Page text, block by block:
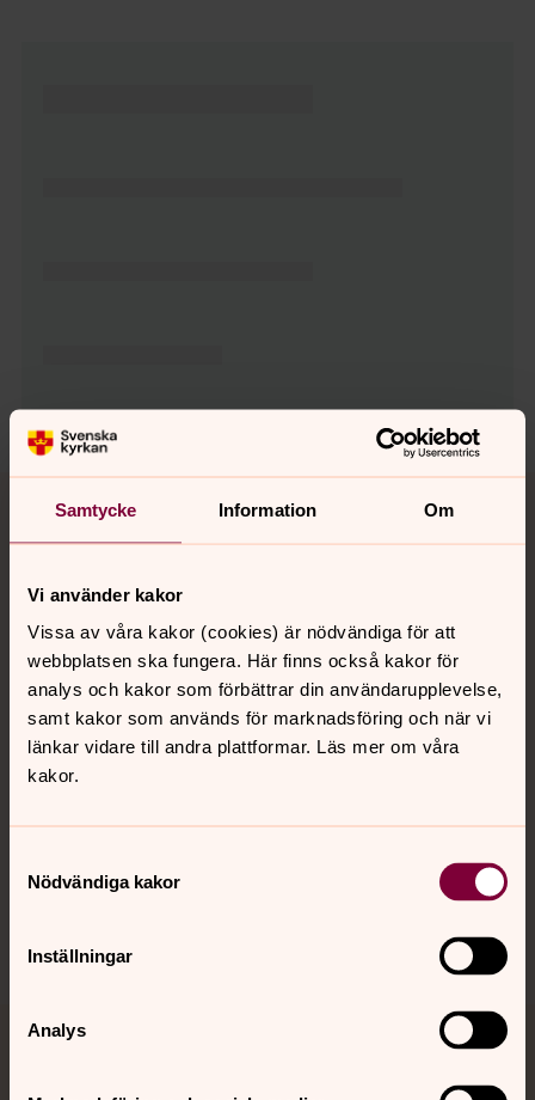
Samtycke Information Om
Vi använder kakor
Vissa av våra kakor (cookies) är nödvändiga för att
webbplatsen ska fungera. Här finns också kakor för
analys och kakor som förbättrar din användarupplevelse,
samt kakor som används för marknadsföring och när vi
länkar vidare till andra plattformar. Läs mer om våra
kakor.
Nödvändiga kakor
Inställningar
Analys
Tillbaka till toppen
Tillbaka till innehållet
Kontakt
Kalender
Hitta snabbt
Sociala kanaler